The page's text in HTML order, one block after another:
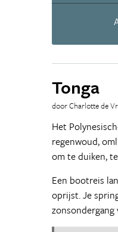
Tonga
door Charlotte de
Het
regenwoud,
om te duiken,
Een bootreis
oprijst. Je
zonsondergang